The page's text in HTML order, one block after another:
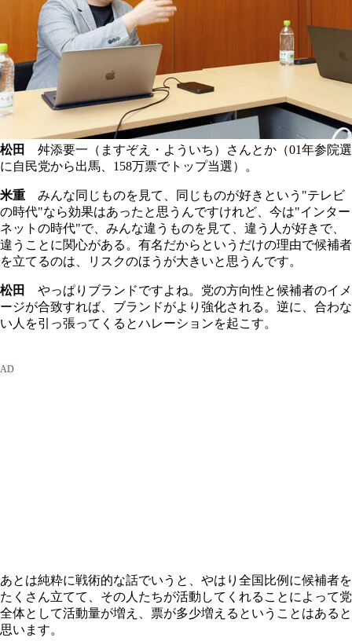
松田
舛添要一（ますぞえ・よういち）さんとか（01年参院選
に自民党から出馬、158万票でトップ当選）。
米重 みんな同じものを見て、同じものが好きという"テレビ
の時代"なら効果はあったと思うんですけれど、今は"インター
ネットの時代"で、みんな違うものを見て、違う人が好きで、
違うことに関心がある。有名だからというだけの理由で候補者
を立てるのは、リスクのほうが大きいと思うんです。
松田
やっぱりブランドですよね。党の方向性と候補者のイメ
ージが合致すれば、ブランドがより強化される。逆に、合わな
い人を引っ張ってくるとハレーションを起こす。
あとは純粋に戦術的な話でいうと、やはり全国比例に候補者を
たくさん立てて、その人たちが活動してくれることによって党
全体として活動量が増え、票が多少増えるということはあると
思います。